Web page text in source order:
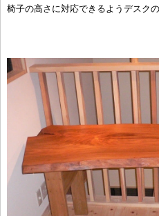
椅子の高さに対応できるようデスクの